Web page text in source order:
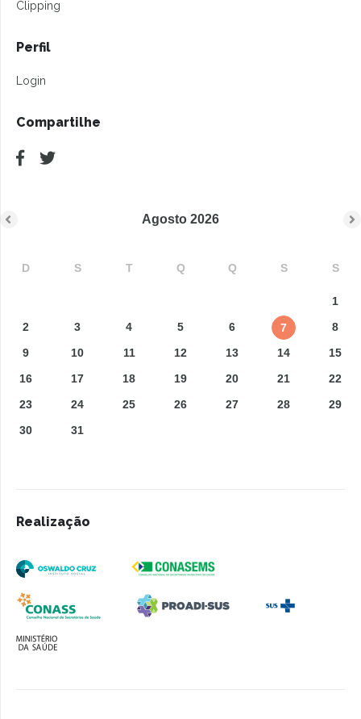
Clipping
Perfil
Login
Compartilhe
Agosto 2026
D S T Q Q S S
1
2
3 4 5 6 7
8
9
10 11 12 13 14
15
16
17 18 19 20 21
22
23
24 25 26 27 28
29
30
31
Realização